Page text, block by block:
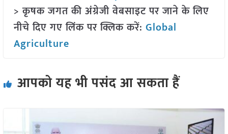
> कृषक जगत की अंग्रेजी वेबसाइट पर जाने के लिए
नीचे दिए गए लिंक पर क्लिक करें: Global
Agriculture
आपको यह भी पसंद आ सकता हैं